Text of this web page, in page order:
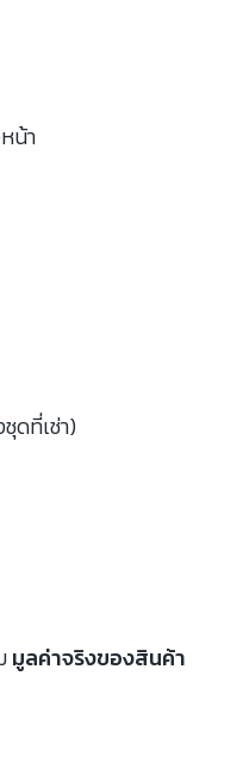
น้า
ดที่เช่า)
มูลค่าจริงของสินค้า